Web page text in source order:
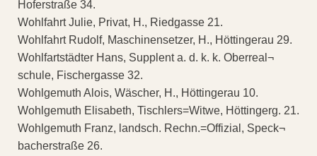
Hoferstraße 34.
Wohlfahrt Julie, Privat, H., Riedgasse 21.
Wohlfahrt Rudolf, Maschinensetzer, H., Höttingerau 29.
Wohlfartstädter Hans, Supplent a. d. k. k. Oberreal¬
schule, Fischergasse 32.
Wohlgemuth Alois, Wäscher, H., Höttingerau 10.
Wohlgemuth Elisabeth, Tischlers=Witwe, Höttingerg. 21.
Wohlgemuth Franz, landsch. Rechn.=Offizial, Speck¬
bacherstraße 26.